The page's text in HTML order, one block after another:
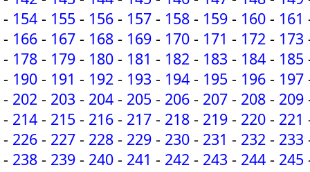
- 154 - 155 - 156 - 157 - 158 - 159 - 160 - 161
- 166 - 167 - 168 - 169 - 170 - 171 - 172 - 173
- 178 - 179 - 180 - 181 - 182 - 183 - 184 - 185
- 190 - 191 - 192 - 193 - 194 - 195 - 196 - 197
- 202 - 203 - 204 - 205 - 206 - 207 - 208 - 209
- 214 - 215 - 216 - 217 - 218 - 219 - 220 - 221
- 226 - 227 - 228 - 229 - 230 - 231 - 232 - 233
- 238 - 239 - 240 - 241 - 242 - 243 - 244 - 245